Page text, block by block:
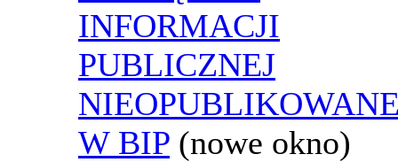
INFORMACJI
PUBLICZNEJ
W BIP (nowe okno)